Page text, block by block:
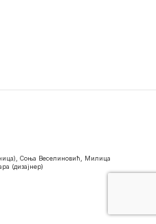
Соња Веселиновић, Милица
(дизајнер)